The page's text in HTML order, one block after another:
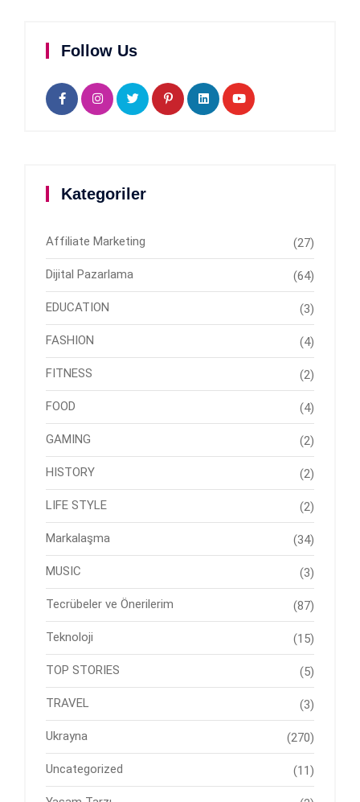
Follow Us
Kategoriler
Affiliate Marketing (27)
Dijital Pazarlama (64)
EDUCATION (3)
FASHION (4)
FITNESS (2)
FOOD (4)
GAMING (2)
HISTORY (2)
LIFE STYLE (2)
Markalaşma (34)
MUSIC (3)
Tecrübeler ve Önerilerim (87)
Teknoloji (15)
TOP STORIES (5)
TRAVEL (3)
Ukrayna (270)
Uncategorized (11)